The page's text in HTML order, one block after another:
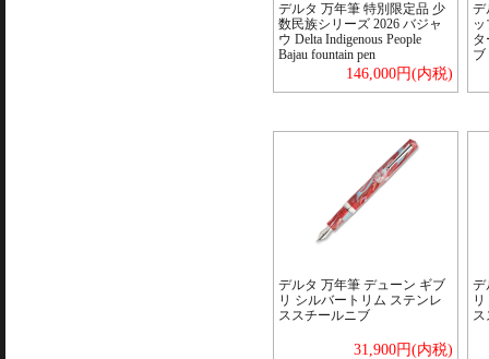
デルタ 万年筆 特別限定品 少
数民族シリーズ 2026 バジャ
ウ Delta Indigenous People
Bajau fountain pen
146,000円(内税)
デ
タ
ブ
デルタ 万年筆 デューン ギブ
リ シルバートリム ステンレ
ススチールニブ
31,900円(内税)
デ
ス